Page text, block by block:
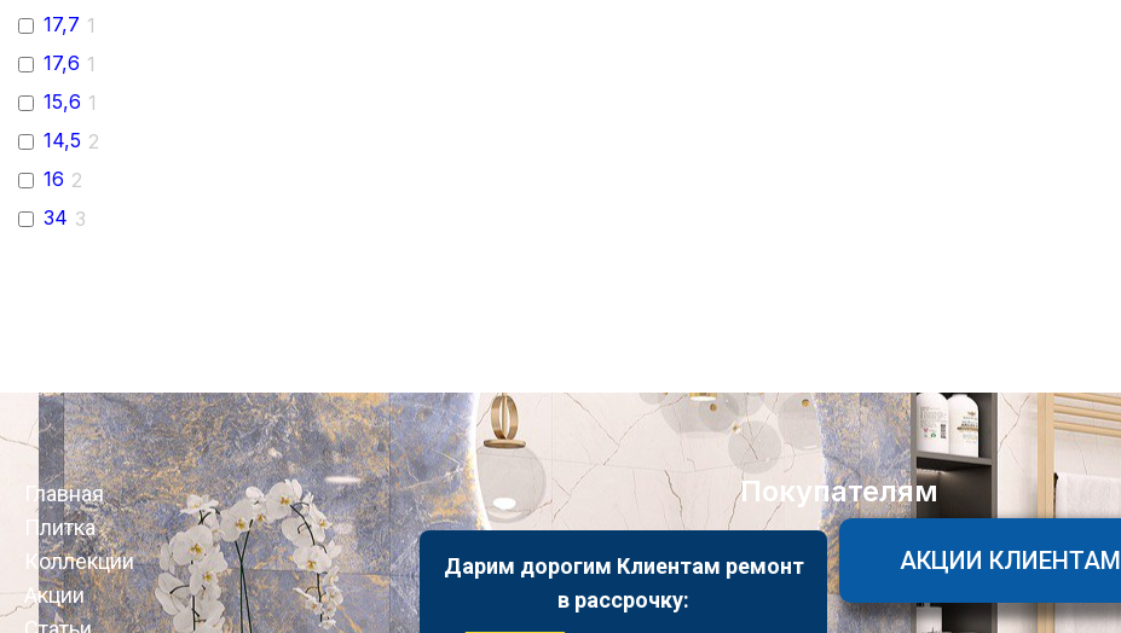
17,7 1
17,6 1
15,6 1
14,5 2
16 2
34 3
Главная
Плитка
Коллекции
Акции
Покупателям
Дарим дорогим Клиентам ремонт
в рассрочку:
АКЦИИ КЛИЕНТАМ